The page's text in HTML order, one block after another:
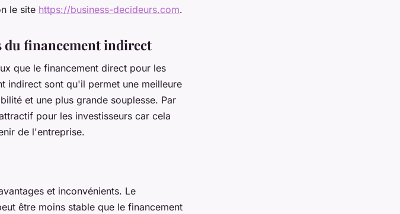
le site https://business-decideurs.com.
du financement indirect
que le financement direct pour les
indirect sont qu'il permet une meilleure
et une plus grande souplesse. Par
pour les investisseurs car cela
de l'entreprise.
et inconvénients. Le
être moins stable que le financement